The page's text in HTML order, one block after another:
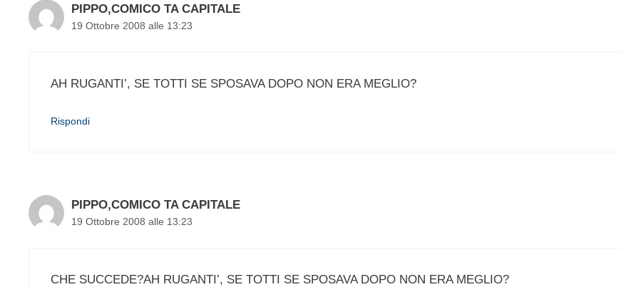
PIPPO,COMICO TA CAPITALE
19 Ottobre 2008 alle 13:23
AH RUGANTI’, SE TOTTI SE SPOSAVA DOPO NON ERA MEGLIO?
Rispondi
PIPPO,COMICO TA CAPITALE
19 Ottobre 2008 alle 13:23
CHE SUCCEDE?AH RUGANTI’, SE TOTTI SE SPOSAVA DOPO NON ERA MEGLIO?